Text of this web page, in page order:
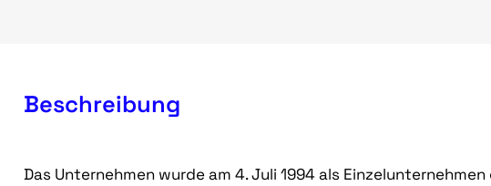
Beschreibung
Das Unternehmen wurde am 4. Juli 1994 als